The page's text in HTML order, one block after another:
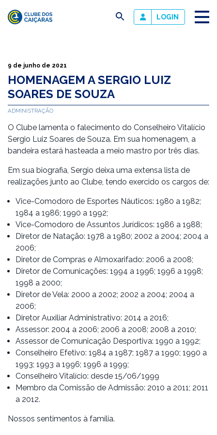
Caiçaras
busca LOGIN
9 de junho de 2021
HOMENAGEM A SERGIO LUIZ
SOARES DE SOUZA
ADMINISTRAÇÃO
O Clube lamenta o falecimento do Conselheiro Vitalício
Sergio Luiz Soares de Souza. Em sua homenagem, a
bandeira estará hasteada a meio mastro por três dias.
Em sua biografia, Sergio deixa uma extensa lista de
realizações junto ao Clube, tendo exercido os cargos de:
Vice-Comodoro de Esportes Náuticos: 1980 a 1982;
1984 a 1986; 1990 a 1992;
Vice-Comodoro de Assuntos Jurídicos: 1986 a 1988;
Diretor de Natação: 1978 a 1980; 2002 a 2004; 2004 a
2006;
Diretor de Compras e Almoxarifado: 2006 a 2008;
Diretor de Comunicações: 1994 a 1996; 1996 a 1998;
1998 a 2000;
Diretor de Vela: 2000 a 2002; 2002 a 2004; 2004 a
2006;
Diretor Auxiliar Administrativo: 2014 a 2016;
Assessor: 2004 a 2006; 2006 a 2008; 2008 a 2010;
Assessor de Comunicação Desportiva: 1990 a 1992;
Conselheiro Efetivo: 1984 a 1987; 1987 a 1990; 1990 a
1993; 1993 a 1996; 1996 a 1999;
Conselheiro Vitalício: desde 15/06/1999
Membro da Comissão de Admissão: 2010 a 2011; 2011
a 2012.
Nossos sentimentos à família.